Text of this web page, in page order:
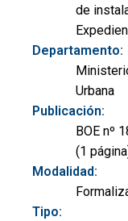
de
Departamento:
Urbana
Publicación:
BOE nº
(1
Modalidad:
Tipo: